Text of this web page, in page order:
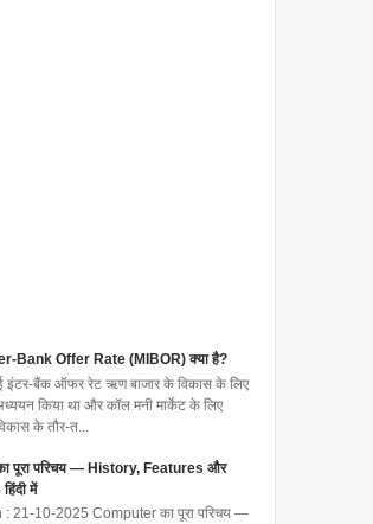
Bank Offer Rate (MIBOR) क्या है?
इंटर-बैंक ऑफर रेट ऋण बाजार के विकास के लिए
किया था और कॉल मनी मार्केट के लिए
के तौर-त...
पूरा परिचय — History, Features और
में
: 21-10-2025 Computer का पूरा परिचय —